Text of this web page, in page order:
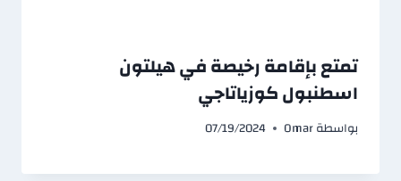
تمتع بإقامة رخيصة في هيلتون
اسطنبول كوزياتاجي
بواسطةOmar
07/19/2024